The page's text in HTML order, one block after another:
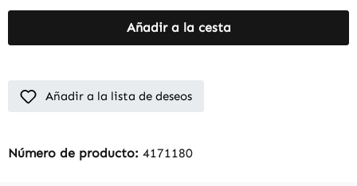
Añadir a la cesta
Añadir a la lista de deseos
Número de producto: 4171180